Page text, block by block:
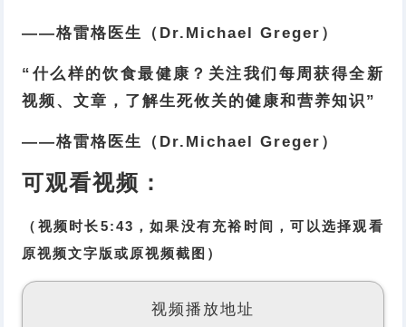
——格雷格医生（Dr.Michael Greger）
“什么样的饮食最健康？关注我们每周获得全新
视频、文章，了解生死攸关的健康和营养知识”
——格雷格医生（Dr.Michael Greger）
可观看视频：
（视频时长5:43，如果没有充裕时间，可以选择观看
原视频文字版或原视频截图）
视频播放地址